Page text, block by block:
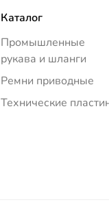
Каталог
Промышленные
рукава и шланги
Ремни приводные
Технические